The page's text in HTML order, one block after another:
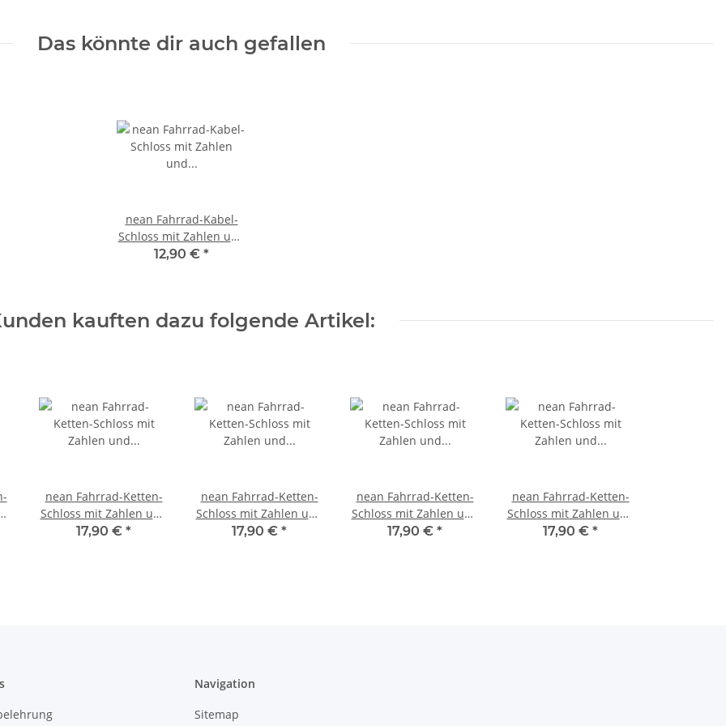
Das könnte dir auch gefallen
nean Fahrrad-Kabel-
Schloss mit Zahlen und
Soft-Touch-Oberfläche
12,90 € *
kauften dazu folgende Artikel:
nean Fahrrad-Ketten-
Schloss mit Zahlen und
Textilummantelung 6 x
17,90 € *
nean Fahrrad-Ketten-
Schloss mit Zahlen und
Textilummantelung 6 x
17,90 € *
nean Fahrrad-Ketten-
Schloss mit Zahlen und
Textilummantelung 6 x
17,90 € *
nean Fahrrad-Ketten-
Schloss mit Zahlen und
Textilummantelung 6 x
17,90 € *
Navigation
Sitemap